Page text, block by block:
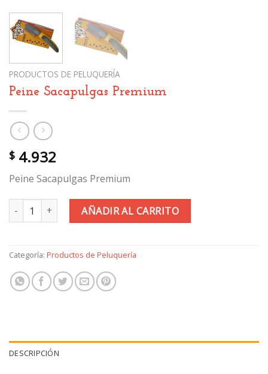
PRODUCTOS DE PELUQUERÍA
Peine Sacapulgas Premium
$ 4.932
Peine Sacapulgas Premium
Peine Sacapulgas Premium cantidad
AÑADIR AL CARRITO
Categoría: Productos de Peluquería
DESCRIPCIÓN